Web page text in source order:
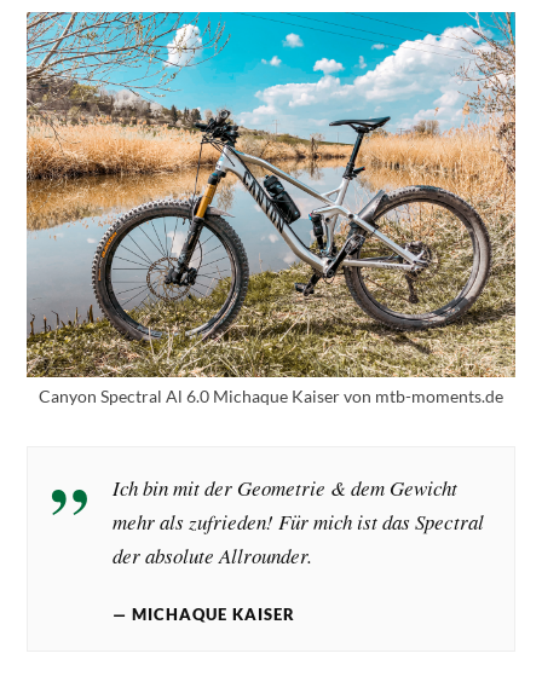
Canyon Spectral Al 6.0 Michaque Kaiser von mtb-moments.de
Ich bin mit der Geometrie & dem Gewicht
mehr als zufrieden! Für mich ist das Spectral
der absolute Allrounder.
MICHAQUE KAISER